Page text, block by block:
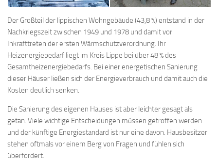
Der Großteil der lippischen Wohngebäude (43,8 %) entstand in der
Nachkriegszeit zwischen 1949 und 1978 und damit vor
Inkrafttreten der ersten Wärmschutzverordnung. Ihr
Heizenergiebedarf liegt im Kreis Lippe bei über 48 % des
Gesamtheizenergiebedarfs. Bei einer energetischen Sanierung
dieser Häuser ließen sich der Energieverbrauch und damit auch die
Kosten deutlich senken.
Die Sanierung des eigenen Hauses ist aber leichter gesagt als
getan. Viele wichtige Entscheidungen müssen getroffen werden
und der künftige Energiestandard ist nur eine davon. Hausbesitzer
stehen oftmals vor einem Berg von Fragen und fühlen sich
überfordert.